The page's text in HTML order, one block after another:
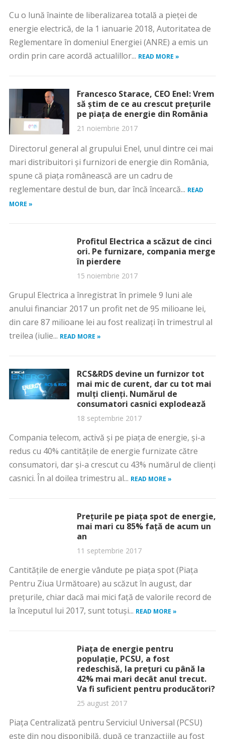
Cu o lună înainte de liberalizarea totală a pieţei de
energie electrică, de la 1 ianuarie 2018, Autoritatea de
Reglementare în domeniul Energiei (ANRE) a emis un
ordin prin care acordă actualillor... READ MORE »
Francesco Starace, CEO Enel: Vrem
să ştim de ce au crescut preţurile
pe piaţa de energie din România
21 noiembrie 2017
Directorul general al grupului Enel, unul dintre cei mai
mari distribuitori şi furnizori de energie din România,
spune că piaţa românească are un cadru de
reglementare destul de bun, dar încă încearcă... READ
MORE »
Profitul Electrica a scăzut de cinci
ori. Pe furnizare, compania merge
în pierdere
15 noiembrie 2017
Grupul Electrica a înregistrat în primele 9 luni ale
anului financiar 2017 un profit net de 95 milioane lei,
din care 87 milioane lei au fost realizaţi în trimestrul al
treilea (iulie... READ MORE »
RCS&RDS devine un furnizor tot
mai mic de curent, dar cu tot mai
mulţi clienţi. Numărul de
consumatori casnici explodează
18 septembrie 2017
Compania telecom, activă şi pe piaţa de energie, şi-a
redus cu 40% cantităţile de energie furnizate către
consumatori, dar şi-a crescut cu 43% numărul de clienţi
casnici. În al doilea trimestru al... READ MORE »
Preţurile pe piaţa spot de energie,
mai mari cu 85% faţă de acum un
an
11 septembrie 2017
Cantităţile de energie vândute pe piaţa spot (Piaţa
Pentru Ziua Următoare) au scăzut în august, dar
preţurile, chiar dacă mai mici faţă de valorile record de
la începutul lui 2017, sunt totuşi... READ MORE »
Piaţa de energie pentru
populaţie, PCSU, a fost
redeschisă, la preţuri cu până la
42% mai mari decât anul trecut.
Va fi suficient pentru producători?
25 august 2017
Piaţa Centralizată pentru Serviciul Universal (PCSU)
este din nou disponibilă, după ce tranzacţiile au fost